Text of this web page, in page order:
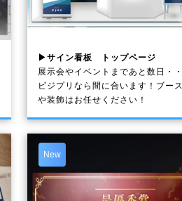
▶サイン看板 トップページ
展示会やイベントまであと数日・
ビジプリなら間に合います！ブー
や装飾はお任せください！
New